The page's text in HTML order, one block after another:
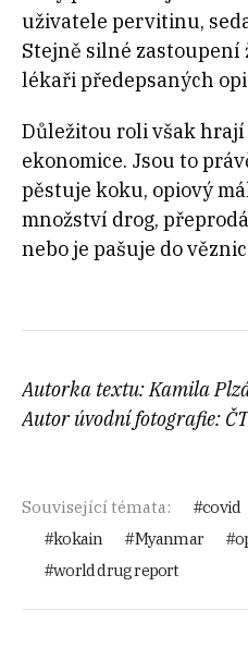
uživatele pervitinu,
Stejně silné zastoupení
lékaři předepsaných
Důležitou roli však
ekonomice. Jsou to
pěstuje koku, opiový
množství drog,
nebo je pašuje do
Autorka textu: Kamila
Autor úvodní fotografie:
Související témata: covid
kokain
Myanmar
world drug report